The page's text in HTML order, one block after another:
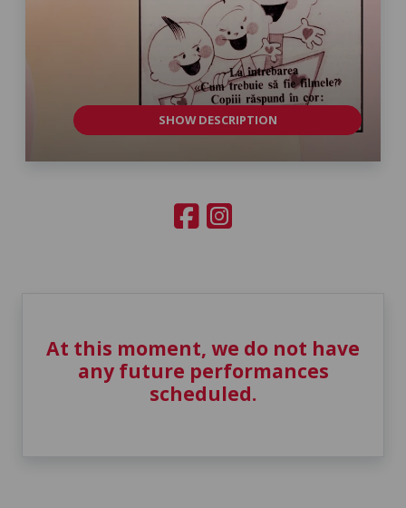
SHOW DESCRIPTION
At this moment, we do not have
any future performances
scheduled.